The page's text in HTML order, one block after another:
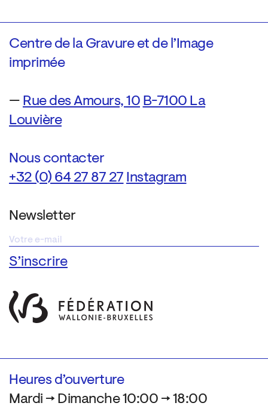
Centre de la Gravure et de l’Image
imprimée
— Rue des Amours, 10 B-7100 La
Louvière
Nous contacter
+32 (0) 64 27 87 27 Instagram
Newsletter
Heures d’ouverture
Mardi → Dimanche 10:00 → 18:00